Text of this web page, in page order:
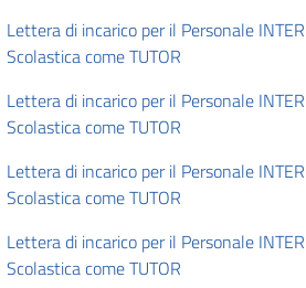
Lettera di incarico per il Personale
Scolastica come TUTOR
Lettera di incarico per il Personale
Scolastica come TUTOR
Lettera di incarico per il Personale
Scolastica come TUTOR
Lettera di incarico per il Personale
Scolastica come TUTOR